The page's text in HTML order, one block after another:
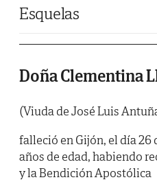
Esquelas
Doña Clementina
(Viuda de José Luis
falleció en Gijón, el día 26
años de edad, habiendo
y la Bendición Apostólica